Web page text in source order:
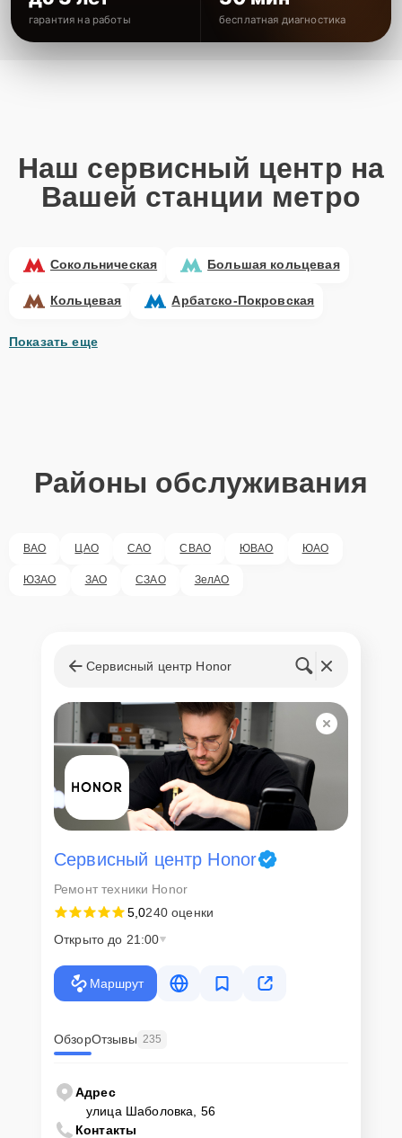
гарантия на работы бесплатная диагностика
Наш сервисный центр на
Вашей станции метро
Сокольническая Большая кольцевая
Кольцевая Арбатско-Покровская
Показать еще
Районы обслуживания
ВАО ЦАО САО СВАО ЮВАО ЮАО
ЮЗАО ЗАО СЗАО ЗелАО
Сервисный центр Honor
Сервисный центр Honor
Ремонт техники Honor
5,0240 оценки
Открыто до 21:00
Маршрут
ОбзорОтзывы 235
Адрес
улица Шаболовка, 56
Контакты